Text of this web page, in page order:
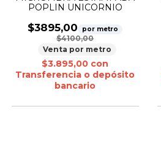
POPLIN UNICORNIO
$3895,00 por metro
$4100,00
Venta por metro
$3.895,00 con
Transferencia o depósito
bancario